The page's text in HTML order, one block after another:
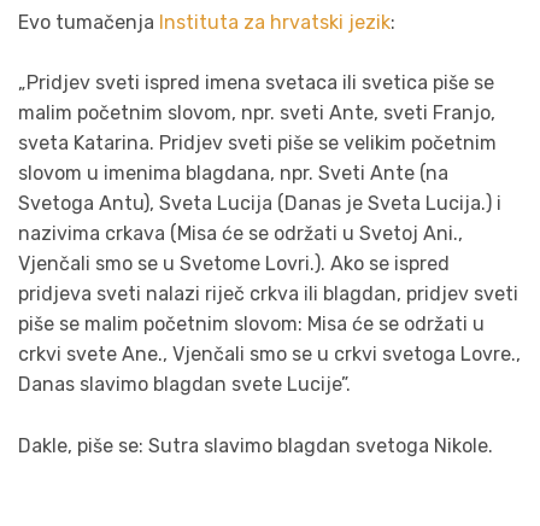
Evo tumačenja Instituta za hrvatski jezik:
„Pridjev sveti ispred imena svetaca ili svetica piše se
malim početnim slovom, npr. sveti Ante, sveti Franjo,
sveta Katarina. Pridjev sveti piše se velikim početnim
slovom u imenima blagdana, npr. Sveti Ante (na
Svetoga Antu), Sveta Lucija (Danas je Sveta Lucija.) i
nazivima crkava (Misa će se održati u Svetoj Ani.,
Vjenčali smo se u Svetome Lovri.). Ako se ispred
pridjeva sveti nalazi riječ crkva ili blagdan, pridjev sveti
piše se malim početnim slovom: Misa će se održati u
crkvi svete Ane., Vjenčali smo se u crkvi svetoga Lovre.,
Danas slavimo blagdan svete Lucije”.
Dakle, piše se: Sutra slavimo blagdan svetoga Nikole.